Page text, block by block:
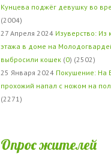
Кунцева поджёг девушку во
(2004)
27 Апреля 2024 Изуверство: Из
этажа в доме на
выбросили кошек (0) (2502)
25 Января 2024 Покушение: На
прохожий напал с ножом на
(2271)
Опрос жителей